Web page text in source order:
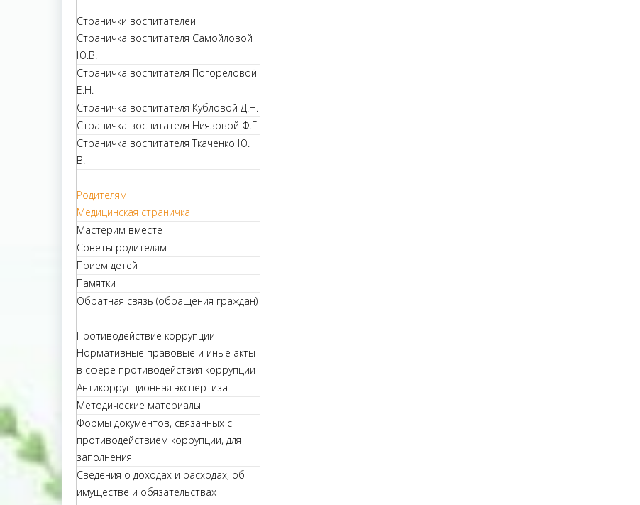
Странички воспитателей
Страничка воспитателя Самойловой
Ю.В.
Страничка воспитателя Погореловой
Е.Н.
Страничка воспитателя Кубловой Д.Н.
Страничка воспитателя Ниязовой Ф.Г.
Страничка воспитателя Ткаченко Ю.
В.
Родителям
Медицинская страничка
Мастерим вместе
Советы родителям
Прием детей
Памятки
Обратная связь (обращения граждан)
Противодействие коррупции
Нормативные правовые и иные акты
в сфере противодействия коррупции
Антикоррупционная экспертиза
Методические материалы
Формы документов, связанных с
противодействием коррупции, для
заполнения
Сведения о доходах и расходах, об
имуществе и обязательствах